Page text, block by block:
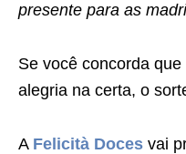
presente para as
Se você concorda
alegria na certa, o
A Felicità Doces vai